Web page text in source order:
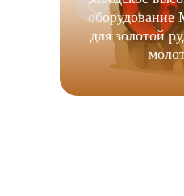
оборудование
для золотой